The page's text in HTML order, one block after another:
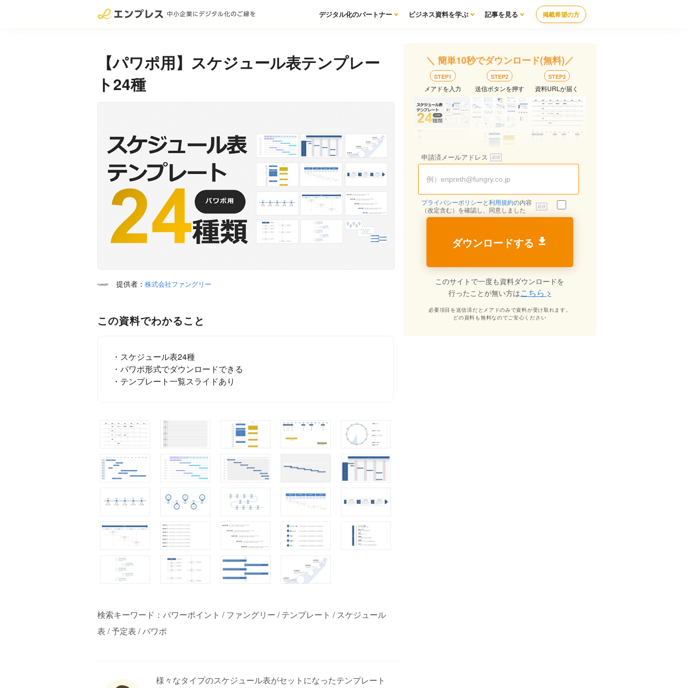
掲載希望の方
デジタル化のパートナー ビジネス資料を学ぶ 記事を見る
【パワポ用】スケジュール表テンプレー
ト24種
提供者： 株式会社ファングリー
この資料でわかること
・スケジュール表24種
・パワポ形式でダウンロードできる
・テンプレート一覧スライドあり
検索キーワード：パワーポイント / ファングリー / テンプレート / スケジュール
表 / 予定表 / パワポ
様々なタイプのスケジュール表がセットになったテンプレート
＼ 簡単10秒でダウンロード(無料)／
STEP1
メアドを入力
STEP2
送信ボタンを押す
STEP3
資料URLが届く
申請済メールアドレス
プライバシーポリシー と利用規約の内容
（改定含む）を確認し、同意しました
ダウンロードする
このサイトで一度も資料ダウンロードを
行ったことが無い方はこちら >
必要項目を送信済だとメアドのみで資料が受け取れます。
どの資料も無料なのでご安心ください